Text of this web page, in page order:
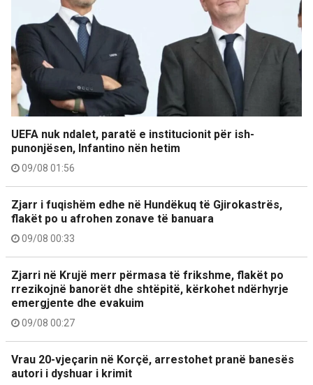
UEFA nuk ndalet, paratë e institucionit për ish-
punonjësen, Infantino nën hetim
09/08 01:56
Zjarr i fuqishëm edhe në Hundëkuq të Gjirokastrës,
flakët po u afrohen zonave të banuara
09/08 00:33
Zjarri në Krujë merr përmasa të frikshme, flakët po
rrezikojnë banorët dhe shtëpitë, kërkohet ndërhyrje
emergjente dhe evakuim
09/08 00:27
Vrau 20-vjeçarin në Korçë, arrestohet pranë banesës
autori i dyshuar i krimit